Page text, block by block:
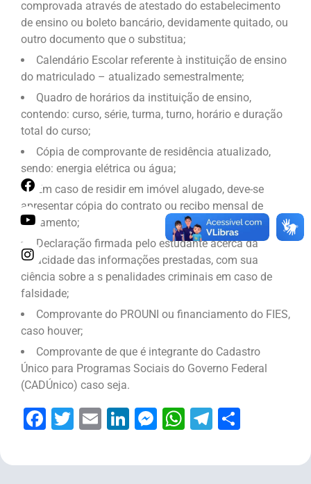
comprovada através de atestado do estabelecimento
de ensino ou boleto bancário, devidamente quitado, ou
outro documento que o substitua;
Calendário Escolar referente à instituição de ensino
do matriculado – atualizado semestralmente;
Quadro de horários da instituição de ensino,
contendo: curso, série, turma, turno, horário e duração
total do curso;
Cópia de comprovante de residência atualizado,
sendo: energia elétrica ou água;
Em caso de residir em imóvel alugado, deve-se
apresentar cópia do contrato ou recibo mensal de
pagamento;
Declaração firmada pelo estudante acerca da
veracidade das informações prestadas, com sua
ciência sobre a s penalidades criminais em caso de
falsidade;
Comprovante do PROUNI ou financiamento do FIES,
caso houver;
Comprovante de que é integrante do Cadastro
Único para Programas Sociais do Governo Federal
(CADÚnico) caso seja.
Facebook
Twitter
EmailLinkedIn
Messenger
WhatsApp
Telegram